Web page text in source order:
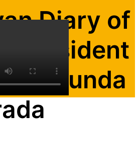
Diary of
President
segunda